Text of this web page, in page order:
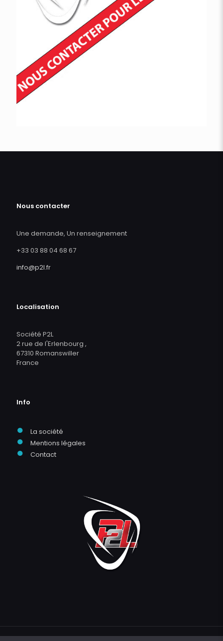
Nous contacter
Une demande, Un renseignement
+33 03 88 04 68 67
info@p2l.fr
Localisation
Société P2L
2 rue de l'Erlenbourg ,
67310 Romanswiller
France
Info
● La société
● Mentions légales
● Contact